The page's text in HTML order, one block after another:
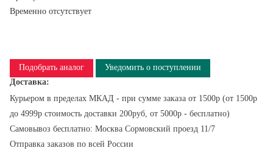
Временно отсутствует
Подобрать аналог
Уведомить о поступлении
Доставка:
Курьером в пределах МКАД - при сумме заказа от 1500р (от 1500р
до 4999р стоимость доставки 200руб, от 5000р - бесплатно)
Самовывоз бесплатно: Москва Сормовский проезд 11/7
Отправка заказов по всей России